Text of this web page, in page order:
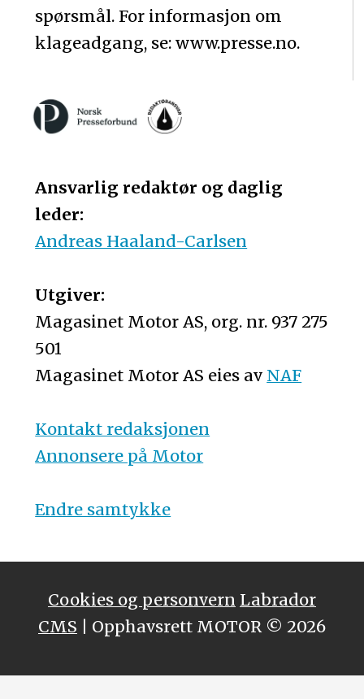
spørsmål. For informasjon om
klageadgang, se: www.presse.no.
Ansvarlig redaktør og daglig
leder:
Andreas Haaland-Carlsen
Utgiver:
Magasinet Motor AS, org. nr. 937 275
501
Magasinet Motor AS eies av NAF
Kontakt redaksjonen
Annonsere på Motor
Endre samtykke
Cookies og personvern Labrador
CMS | Opphavsrett MOTOR © 2026